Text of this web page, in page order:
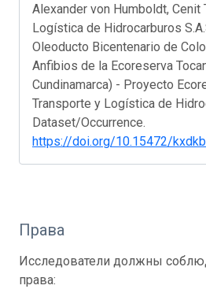
Alexander von Humboldt, Cenit
Logística de Hidrocarburos
Oleoducto Bicentenario de
Anfibios de la Ecoreserva
Cundinamarca) - Proyecto
Transporte y Logística de
Dataset/Occurrence.
https://doi.org/10.15472/
Права
Исследователи должны
права: